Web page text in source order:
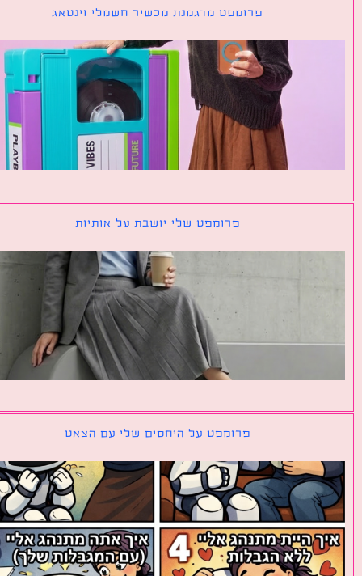
פרומפט מדגמנת מכשיר חשמלי וינטאג
פרומפט שלי יושבת על אותיות
פרומפט על היחסים שלי עם הצאט